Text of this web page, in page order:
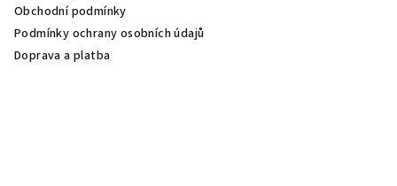
Obchodní podmínky
Podmínky ochrany osobních údajů
Doprava a platba